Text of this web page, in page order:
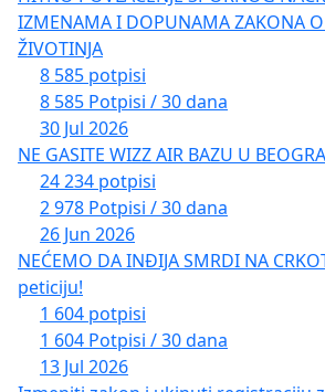
ВАША ДЕЦА БЕЗБЕДНО
ВАШИ РОДИТЕЉИ
АМБУЛАНТЕ ИЛИ ДО
ВИ СВАКОДНЕВНО
АУТОБУСКЕ СТАНИЦЕ, БЕЗ
ВАС „ОЧЕШАТИ“ АУТО
СЕ РИЗИК ОД НАСТАНКА
ТЕШКИХ ТЕЛЕСНИХ ПОВРЕДА
ИСХОДА СВЕДЕ НА МИНИМУМ;
ОВА ДЕОНИЦА ПУТА ПОСТАНЕ
КОНАЧНО ИМАТЕ ТРОТОАР
НАСЕЉЕНО МЕСТО ТРЕБА ДА
МОЛИ СЕ ОПШТИНА
ОПРЕДЕЛИ СРЕДСТВА ИЗ
IZMENAMA I DOPUNAMA ZAKONA
ŽIVOTINJA
8 585 potpisi
8 585 Potpisi / 30 dana
30 Jul 2026
NE GASITE WIZZ AIR BAZU U
24 234 potpisi
2 978 Potpisi / 30 dana
26 Jun 2026
NEĆEMO DA INĐIJA SMRDI NA
peticiju!
1 604 potpisi
1 604 Potpisi / 30 dana
13 Jul 2026